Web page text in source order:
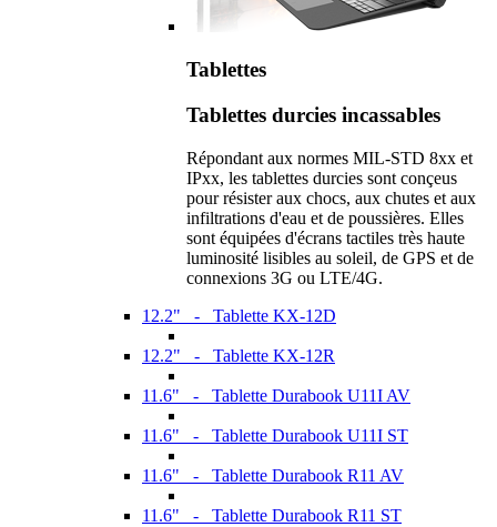
Tablettes
Tablettes durcies incassables
Répondant aux normes MIL-STD 8xx et
IPxx, les tablettes durcies sont conçeus
pour résister aux chocs, aux chutes et aux
infiltrations d'eau et de poussières. Elles
sont équipées d'écrans tactiles très haute
luminosité lisibles au soleil, de GPS et de
connexions 3G ou LTE/4G.
12.2" - Tablette KX-12D
12.2" - Tablette KX-12R
11.6" - Tablette Durabook U11I AV
11.6" - Tablette Durabook U11I ST
11.6" - Tablette Durabook R11 AV
11.6" - Tablette Durabook R11 ST